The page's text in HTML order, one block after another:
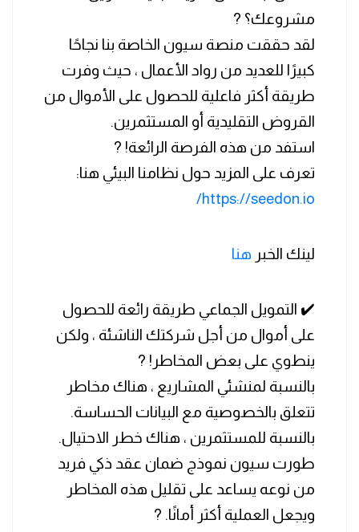
مشروعك؟ ?
لقد حققت منصة سيون الخاصة بنا نجاحًا
كبيرًا للعديد من رواد الأعمال ، حيث وفرت
طريقة أكثر فاعلية للحصول على الأموال من
القروض التقليدية أو المستثمرين.
استفد من هذه الفرصة الرائعة! ?
تعرف على المزيد حول نظامنا البيئي هنا:
https://seedon.io/
لينك الخبر هنا
✔️ التمويل الجماعي طريقة رائعة للحصول
على أموال من أجل شركتك الناشئة ، ولكن
ينطوي على بعض المخاطر! ?
بالنسبة لمنشئي المشاريع ، هناك مخاطر
تتعلق بالخصوصية مع البيانات الحساسة.
بالنسبة للمستثمرين ، هناك خطر الاحتيال.
طورت سيون نموذج ضمان عقد ذكي فريد
من نوعه يساعد على تقليل هذه المخاطر
ويجعل العملية أكثر أمانًا. ?